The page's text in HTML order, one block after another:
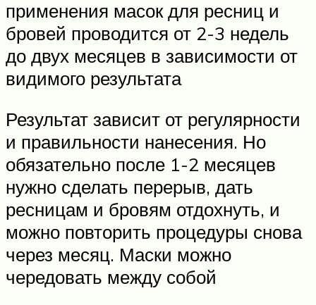
применения масок для ресниц и
бровей проводится от 2-3 недель
до двух месяцев в зависимости от
видимого результата
Результат зависит от регулярности
и правильности нанесения. Но
обязательно после 1-2 месяцев
нужно сделать перерыв, дать
ресницам и бровям отдохнуть, и
можно повторить процедуры снова
через месяц. Маски можно
чередовать между собой